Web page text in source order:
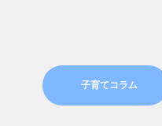
子育てコラム